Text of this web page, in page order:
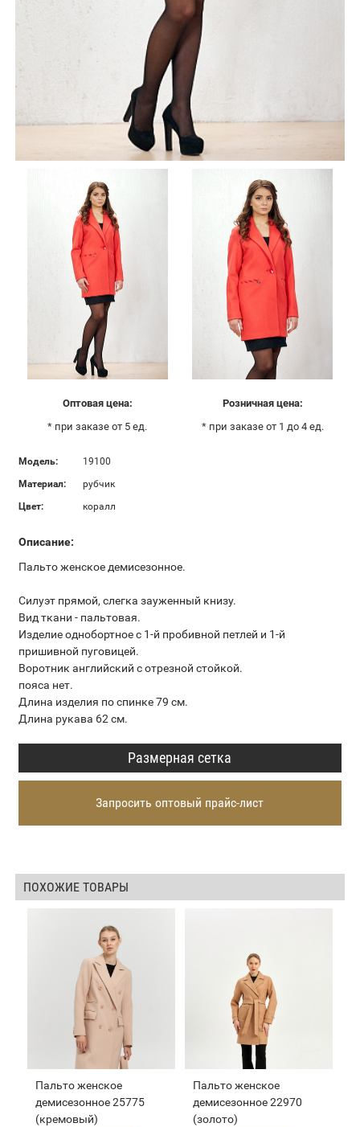
Оптовая цена:
* при заказе от 5 ед.
Розничная цена:
* при заказе от 1 до 4 ед.
Модель:
19100
Материал:
рубчик
Цвет:
коралл
Описание:
Пальто женское демисезонное.
Силуэт прямой, слегка зауженный книзу.
Вид ткани - пальтовая.
Изделие однобортное с 1-й пробивной петлей и 1-й
пришивной пуговицей.
Воротник английский с отрезной стойкой.
пояса нет.
Длина изделия по спинке 79 см.
Длина рукава 62 см.
Размерная сетка
Запросить оптовый прайс-лист
ПОХОЖИЕ ТОВАРЫ
Пальто женское
демисезонное 25775
(кремовый)
Пальто женское
демисезонное 22970
(золото)